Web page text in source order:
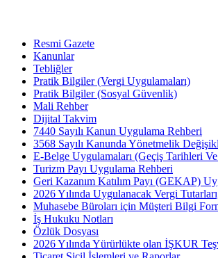
Resmi Gazete
Kanunlar
Tebliğler
Pratik Bilgiler (Vergi Uygulamaları)
Pratik Bilgiler (Sosyal Güvenlik)
Mali Rehber
Dijital Takvim
7440 Sayılı Kanun Uygulama Rehberi
3568 Sayılı Kanunda Yönetmelik
E-Belge Uygulamaları (Geçiş Tarihleri
Turizm Payı Uygulama Rehberi
Geri Kazanım Katılım Payı (GEKAP)
2026 Yılında Uygulanacak Vergi
Muhasebe Büroları için Müşteri Bilgi
İş Hukuku Notları
Özlük Dosyası
2026 Yılında Yürürlükte olan İŞKUR